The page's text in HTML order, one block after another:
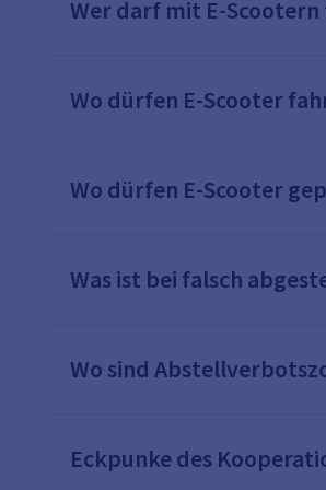
Wer darf mit E-Scootern
Wo dürfen E-Scooter
Wo dürfen E-Scooter
Was ist bei falsch
Wo sind
Eckpunke des